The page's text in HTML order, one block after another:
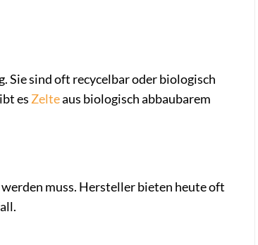
Sie sind oft recycelbar oder biologisch
esZelteaus biologisch abbaubarem
muss. Hersteller bieten heute oft